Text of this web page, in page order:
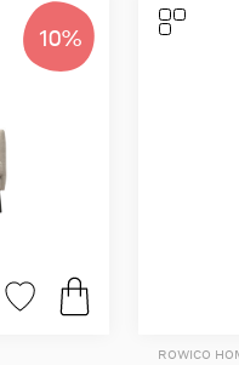
10%
ROWICO